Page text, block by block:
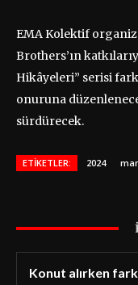
EMA Kolektif
Brothers’ın
Hikâyeleri” serisi
onuruna
sürdürecek.
ETIKETLER: 2024
Konut alırken